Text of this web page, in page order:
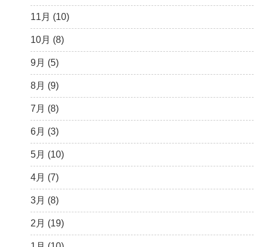
5月 (7)
4月 (9)
3月 (15)
2月 (6)
1月 (10)
8月 (5)
7月 (5)
6月 (8)
5月 (13)
4月 (12)
3月 (13)
2月 (14)
1月 (7)
10月 (1)
8月 (2)
7月 (4)
6月 (6)
5月 (5)
4月 (10)
3月 (5)
2月 (11)
1月 (10)
11月 (10)
10月 (8)
9月 (5)
8月 (9)
7月 (8)
6月 (3)
5月 (10)
4月 (7)
3月 (8)
2月 (19)